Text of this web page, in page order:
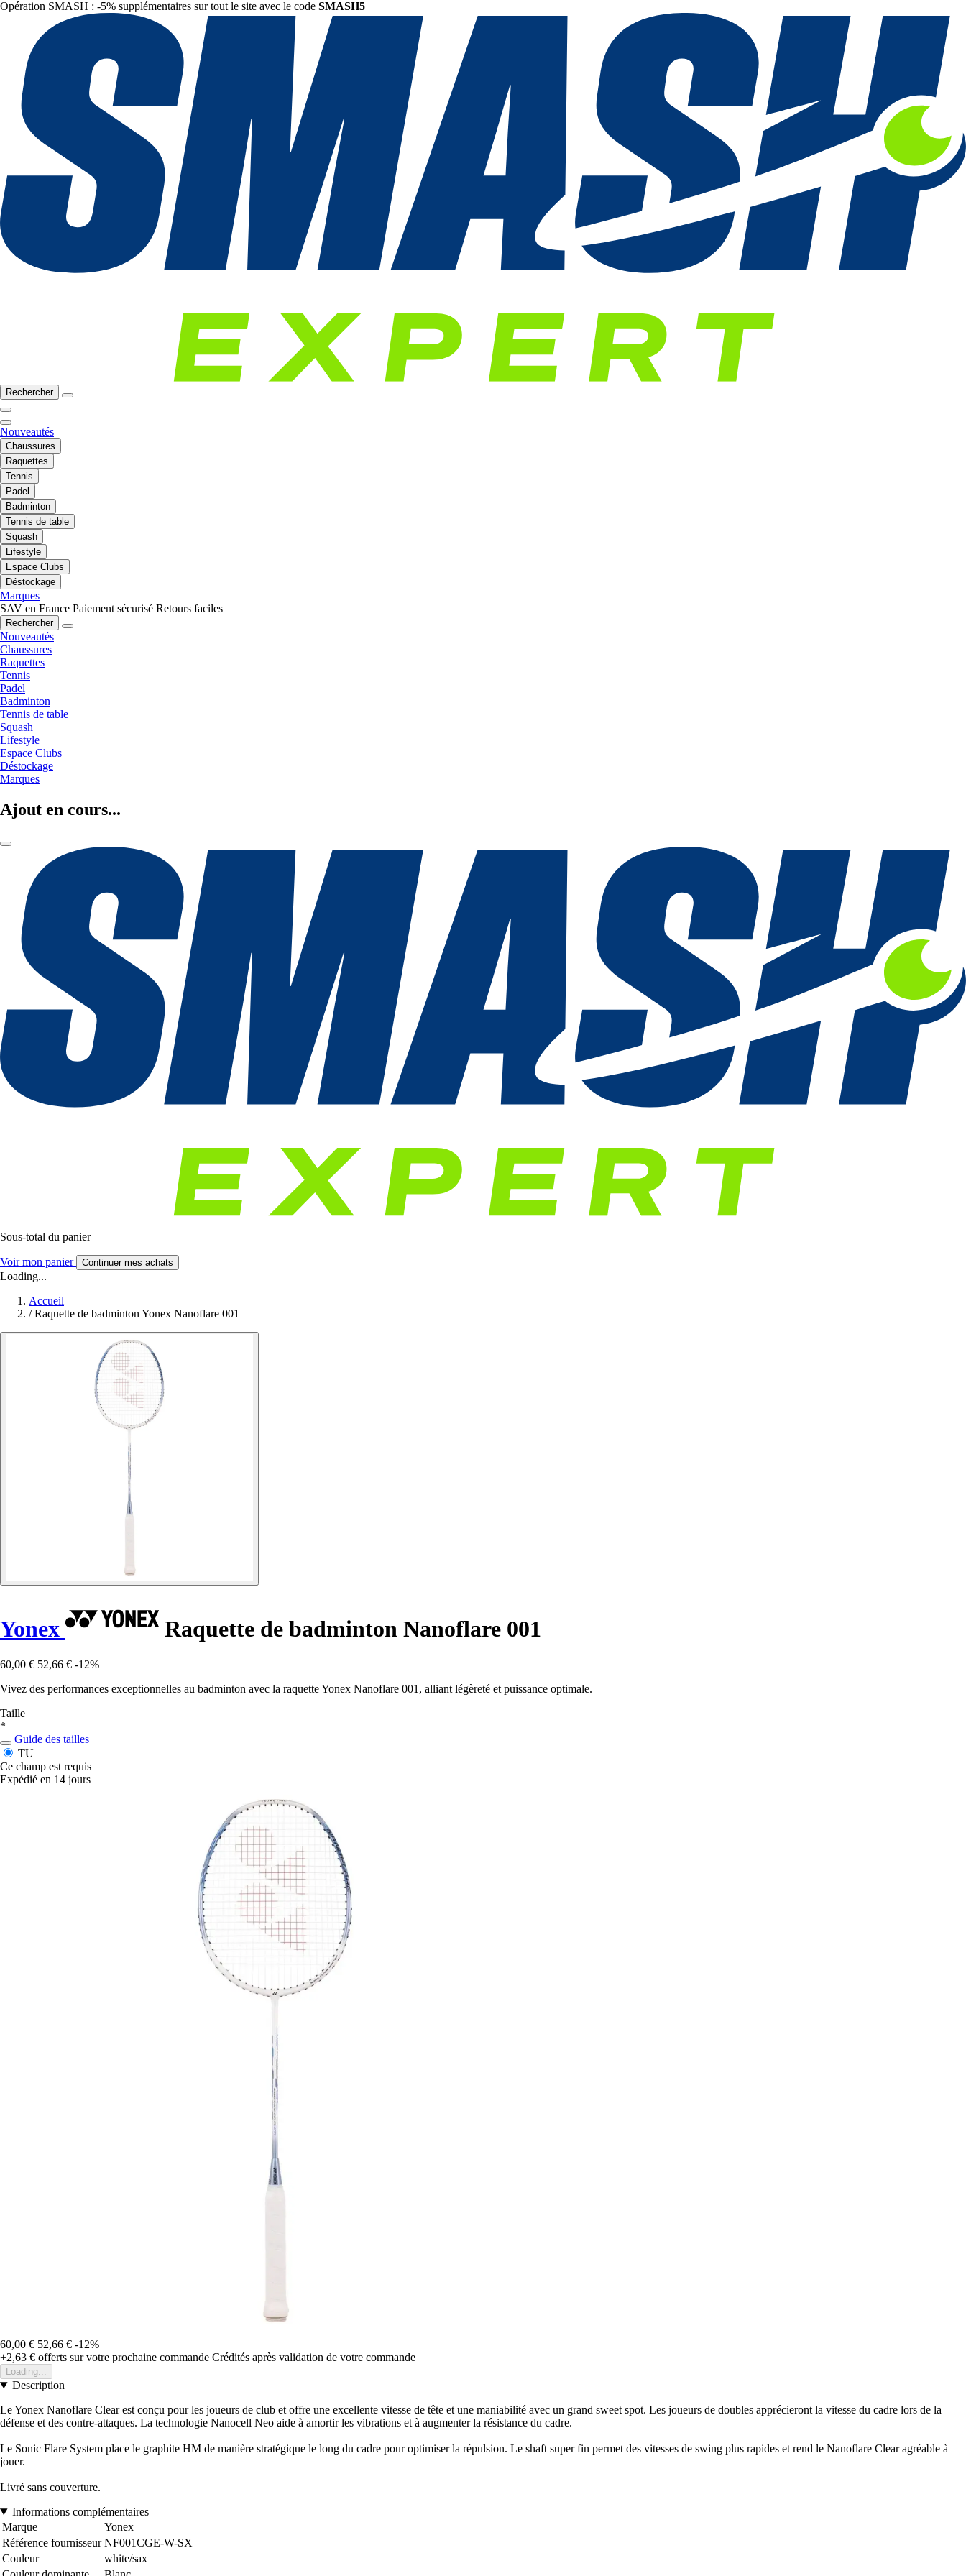
Opération SMASH : -5% supplémentaires sur tout le site avec le code SMASH5
Rechercher
Nouveautés
Chaussures
Raquettes
Tennis
Padel
Badminton
Tennis de table
Squash
Lifestyle
Espace Clubs
Déstockage
Marques
SAV en France Paiement sécurisé Retours faciles
Rechercher
Nouveautés
Chaussures
Raquettes
Tennis
Padel
Badminton
Tennis de table
Squash
Lifestyle
Espace Clubs
Déstockage
Marques
Ajout en cours...
Sous-total du panier
Voir mon panier Continuer mes achats
Loading...
Accueil
/ Raquette de badminton Yonex Nanoflare 001
Yonex Raquette de badminton Nanoflare 001
60,00 € 52,66 € -12%
Vivez des performances exceptionnelles au badminton avec la raquette Yonex Nanoflare 001, alliant légèreté et puissance optimale.
Taille
*
Guide des tailles
TU
Ce champ est requis
Expédié en 14 jours
60,00 € 52,66 € -12%
+2,63 € offerts sur votre prochaine commande Crédités après validation de votre commande
Loading...
Description
Le Yonex Nanoflare Clear est conçu pour les joueurs de club et offre une excellente vitesse de tête et une maniabilité avec un grand sweet spot. Les joueurs de doubles apprécieront la vitesse du cadre lors de la
défense et des contre-attaques. La technologie Nanocell Neo aide à amortir les vibrations et à augmenter la résistance du cadre.
Le Sonic Flare System place le graphite HM de manière stratégique le long du cadre pour optimiser la répulsion. Le shaft super fin permet des vitesses de swing plus rapides et rend le Nanoflare Clear agréable à
jouer.
Livré sans couverture.
Informations complémentaires
Marque
Yonex
Référence fournisseur NF001CGE-W-SX
Couleur
white/sax